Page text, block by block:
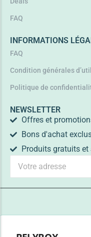
FAQ
INFORMATIONS
FAQ
Condition générales
Politique de
NEWSLETTER
Offres et
Bons d'achat
Produits gratuits et